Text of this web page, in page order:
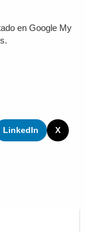
en Google My
LinkedIn X